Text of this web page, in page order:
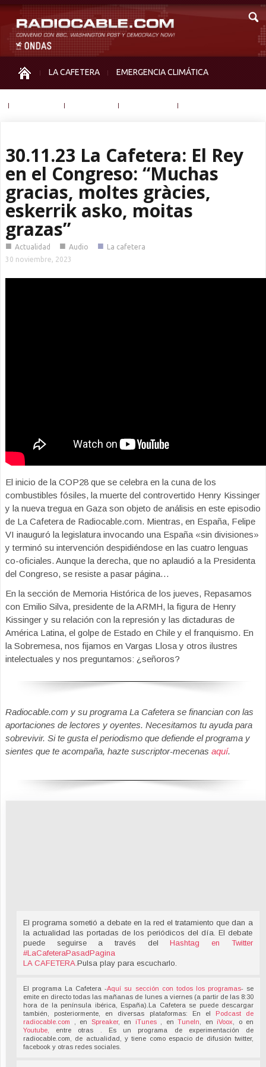
LA CAFETERA EMERGENCIA CLIMÁTICA
30.11.23 La Cafetera: El Rey
en el Congreso: “Muchas
gracias, moltes gràcies,
eskerrik asko, moitas
grazas”
■ Actualidad ■ Audio ■ La cafetera
30 noviembre, 2023
El inicio de la COP28 que se celebra en la cuna de los
combustibles fósiles, la muerte del controvertido Henry Kissinger
y la nueva tregua en Gaza son objeto de análisis en este episodio
de La Cafetera de Radiocable.com. Mientras, en España, Felipe
VI inauguró la legislatura invocando una España «sin divisiones»
y terminó su intervención despidiéndose en las cuatro lenguas
co-oficiales. Aunque la derecha, que no aplaudió a la Presidenta
del Congreso, se resiste a pasar página…
En la sección de Memoria Histórica de los jueves, Repasamos
con Emilio Silva, presidente de la ARMH, la figura de Henry
Kissinger y su relación con la represión y las dictaduras de
América Latina, el golpe de Estado en Chile y el franquismo. En
la Sobremesa, nos fijamos en Vargas Llosa y otros ilustres
intelectuales y nos preguntamos: ¿señoros?
Radiocable.com y su programa La Cafetera se financian con las
aportaciones de lectores y oyentes. Necesitamos tu ayuda para
sobrevivir. Si te gusta el periodismo que defiende el programa y
sientes que te acompaña, hazte suscriptor-mecenas aquí.
El programa sometió a debate en la red el tratamiento que dan a
la actualidad las portadas de los periódicos del día. El debate
puede seguirse a través delHashtag en Twitter
#LaCafeteraPasadPagina
LA CAFETERA.Pulsa play para escucharlo.
El programa La Cafetera -Aquí su sección con todos los programas- se
emite en directo todas las mañanas de lunes a viernes (a partir de las 8:30
hora de la península ibérica, España).La Cafetera se puede descargar
también, posteriormente, en diversas plataformas: En el
Podcast de
radiocable.com
, en Spreaker, en iTunes , enTuneIn , en iVoox , o en
Youtube,
entre otras . Es un programa de experimentación de
radiocable.com, de actualidad, y tiene como espacio de difusión twitter,
facebook y otras redes sociales.